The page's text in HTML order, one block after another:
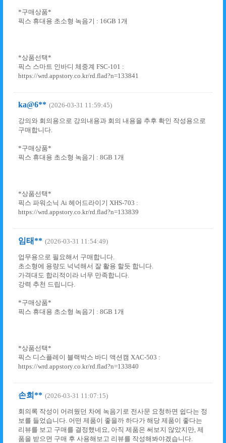
*구매상품*
픽스 휴대용 초소형 녹음기 : 16GB 1개
*상품선택*
픽스 스마트 인바디 체중계 FSC-101 :
https://wrd.appstory.co.kr/rd.flad?n=133841
ka@6** (2026-03-31 11:59:45)
강의와 회의용으로 강의내용과 회의 내용을 추후 확인 작성용으로
구매합니다.
*구매상품*
픽스 휴대용 초소형 녹음기 : 8GB 1개
*상품선택*
픽스 파워소닉 Ai 헤어드라이기 XHS-703 :
https://wrd.appstory.co.kr/rd.flad?n=133839
임태** (2026-03-31 11:54:49)
업무용으로 필요해서 구매합니다.
초소형에 용량도 넉넉해서 잘 활용 할듯 합니다.
가격대도 합리적이라 너무 만족합니다.
강력 추천 드립니다.
*구매상품*
픽스 휴대용 초소형 녹음기 : 8GB 1개
*상품선택*
픽스 디스플레이 블랙박스 바디 액션캠 XAC-503 :
https://wrd.appstory.co.kr/rd.flad?n=133840
손희** (2026-03-31 11:07:15)
회의록 작성이 어려웠던 차에 녹음기로 전사문 요청하면 쉽다는 정
보를 들었습니다. 어떤 제품이 좋을까 하다가 해당 제품이 좋다는
리뷰를 보고 구매를 결정했네요, 아직 제품은 써보지 않았지만, 제
품을 받으면 구매 후 사용해보고 리뷰를 작성해봐야겠습니다.